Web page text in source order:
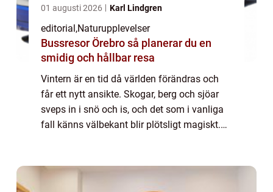
01 augusti 2026 Karl Lindgren
editorial,Naturupplevelser
Bussresor Örebro så planerar du en
smidig och hållbar resa
Vintern är en tid då världen förändras och
får ett nytt ansikte. Skogar, berg och sjöar
sveps in i snö och is, och det som i vanliga
fall känns välbekant blir plötsligt magiskt.